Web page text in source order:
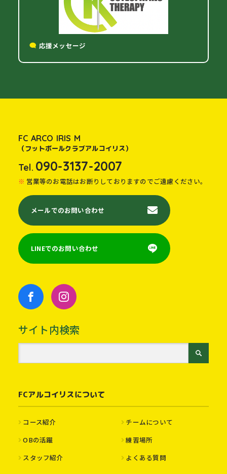
応援メッセージ
FC ARCO IRIS M
（フットボールクラブアルコイリス）
Tel. 090-3137-2007
営業等のお電話はお断りしておりますのでご遠慮ください。
メールでのお問い合わせ
LINEでのお問い合わせ
サイト内検索
FCアルコイリスについて
コース紹介
チームについて
OBの活躍
練習場所
スタッフ紹介
よくある質問